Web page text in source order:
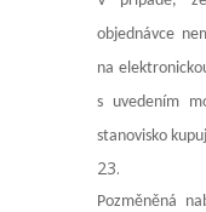
objednávce
na
s uvedením
stanovisko
Pozměněná